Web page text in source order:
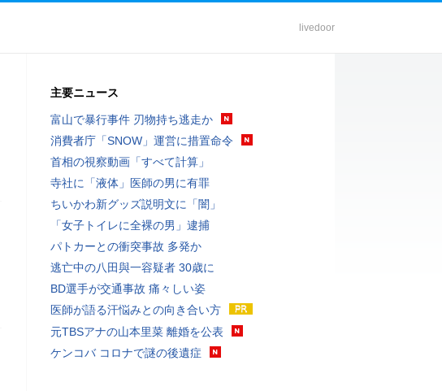
livedoor
主要ニュース
富山で暴行事件 刃物持ち逃走か
消費者庁「SNOW」運営に措置命令
首相の視察動画「すべて計算」
寺社に「液体」医師の男に有罪
ちいかわ新グッズ説明文に「闇」
「女子トイレに全裸の男」逮捕
パトカーとの衝突事故 多発か
逃亡中の八田與一容疑者 30歳に
BD選手が交通事故 痛々しい姿
医師が語る汗悩みとの向き合い方
元TBSアナの山本里菜 離婚を公表
ケンコバ コロナで謎の後遺症